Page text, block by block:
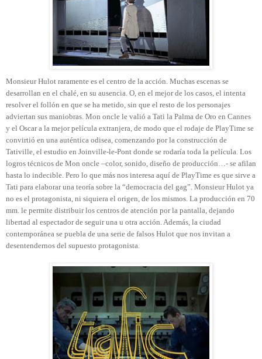
Monsieur Hulot raramente es el centro de la acción. Muchas escenas se
desarrollan en el chalé, en su ausencia. O, en el mejor de los casos, el intenta
resolver el follón en que se ha metido, sin que el resto de los personajes
adviertan sus maniobras. Mon oncle le valió a Tati la Palma de Oro en Cannes
y el Oscar a la mejor película extranjera, de modo que el rodaje de PlayTime se
convirtió en una auténtica odisea, comenzando por la construcción de
Tativille, el estudio en Joinville-le-Pont donde se rodaría toda la película. Los
logros técnicos de Mon oncle –color, sonido, diseño de producción…- se afilan
hasta lo indecible. Pero lo que más nos interesa aquí de PlayTime es que sirve a
Tati para elaborar una teoría sobre la “democracia del gag”. Monsieur Hulot ya
no es el protagonista, ni siquiera el origen, de los mismos. La producción en 70
mm. le permite distribuir los centros de atención por la pantalla, dejando
libertad al espectador de seguir una u otra acción. Además, la ciudad
contemporánea se puebla de una serie de falsos Hulot que nos invitan a
desentendernos del supuesto protagonista.